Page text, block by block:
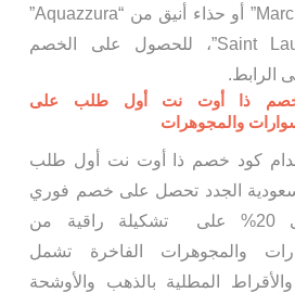
“Marc Jacobs” أو حذاء أنيق من “Aquazzura”
أو “Saint Laurent”، للحصول على الخصم
الرابط.
ذا أوت نت أول طلب على
والمجوهرات
كود خصم ذا أوت نت أول طلب
الجدد تحصل على خصم فوري
يصل إلى 20% على تشكيلة راقية من
والمجوهرات الفاخرة تشمل
والأقراط المطلية بالذهب والأوشحة